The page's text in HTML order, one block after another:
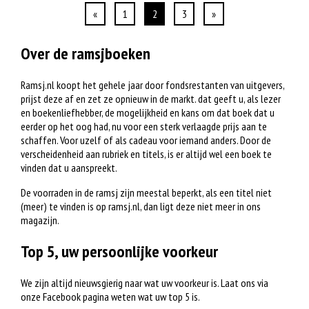
« 1 2 3 »
Over de ramsjboeken
Ramsj.nl koopt het gehele jaar door fondsrestanten van uitgevers,
prijst deze af en zet ze opnieuw in de markt. dat geeft u, als lezer
en boekenliefhebber, de mogelijkheid en kans om dat boek dat u
eerder op het oog had, nu voor een sterk verlaagde prijs aan te
schaffen. Voor uzelf of als cadeau voor iemand anders. Door de
verscheidenheid aan rubriek en titels, is er altijd wel een boek te
vinden dat u aanspreekt.
De voorraden in de ramsj zijn meestal beperkt, als een titel niet
(meer) te vinden is op ramsj.nl, dan ligt deze niet meer in ons
magazijn.
Top 5, uw persoonlijke voorkeur
We zijn altijd nieuwsgierig naar wat uw voorkeur is. Laat ons via
onze Facebook pagina weten wat uw top 5 is.